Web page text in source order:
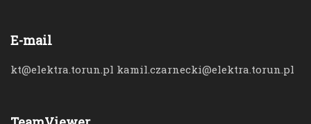
E-mail
kt@elektra.torun.pl kamil.czarnecki@elektra.torun.pl